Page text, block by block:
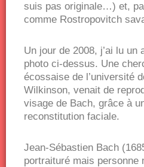
suis pas originale…) et,
comme Rostropovitch
Un jour de 2008, j’ai lu
photo ci-dessus. Une
écossaise de l’université
Wilkinson, venait de
visage de Bach, grâce à
reconstitution faciale.
Jean-Sébastien Bach
portraituré mais personne